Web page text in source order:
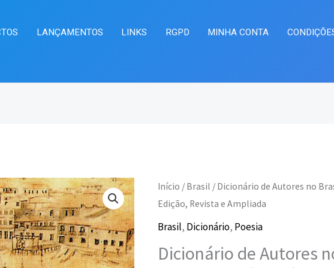
LANÇAMENTOS LINKS RGPD MINHA CONTA
Início / Brasil / Dicionário de Autores no
Edição, Revista e Ampliada
Brasil, Dicionário, Poesia
Dicionário de Autores
O
preço
original
O
preço
atual
Quantidade
de
Dicionário
Autores